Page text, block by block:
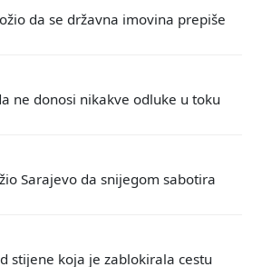
da se državna imovina prepiše
ne donosi nikakve odluke u toku
Sarajevo da snijegom sabotira
stijene koja je zablokirala cestu